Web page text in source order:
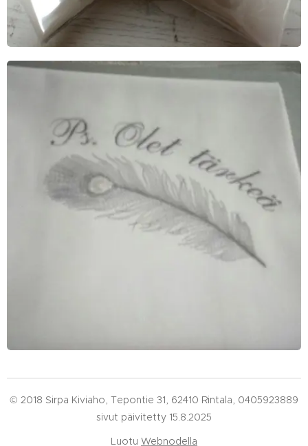
© 2018 Sirpa Kiviaho, Tepontie 31, 62410 Rintala, 0405923889
sivut päivitetty 15.8.2025
Luotu Webnodella